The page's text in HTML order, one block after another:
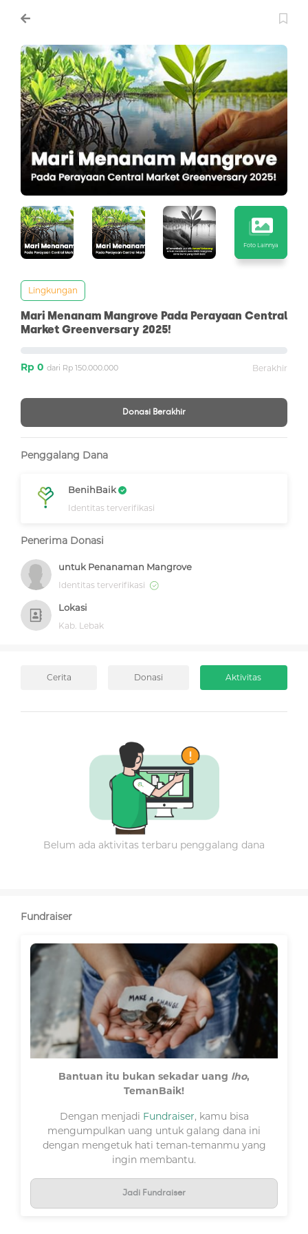
Foto Lainnya
Lingkungan
Mari Menanam Mangrove Pada Perayaan Central
Market Greenversary 2025!
Rp 0 dari Rp 150.000.000 Berakhir
Donasi Berakhir
Penggalang Dana
BenihBaik
Identitas terverifikasi
Penerima Donasi
untuk Penanaman Mangrove
Identitas terverifikasi
Lokasi
Kab. Lebak
Cerita Donasi Aktivitas
Belum ada aktivitas terbaru penggalang dana
Fundraiser
Bantuan itu bukan sekadar uang lho,
TemanBaik!
Dengan menjadi Fundraiser, kamu bisa
mengumpulkan uang untuk galang dana ini
dengan mengetuk hati teman-temanmu yang
ingin membantu.
Jadi Fundraiser